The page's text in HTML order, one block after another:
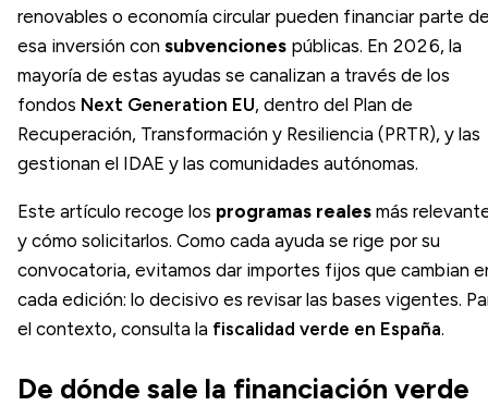
renovables o economía circular pueden financiar parte
esa inversión con subvenciones públicas. En 2026, la
mayoría de estas ayudas se canalizan a través de los
fondos Next Generation EU, dentro del Plan de
Recuperación, Transformación y Resiliencia (PRTR), y las
gestionan el IDAE y las comunidades autónomas.
Este artículo recoge los programas reales más
y cómo solicitarlos. Como cada ayuda se rige por su
convocatoria, evitamos dar importes fijos que cambian
cada edición: lo decisivo es revisar las bases vigentes.
el contexto, consulta la fiscalidad verde en España.
De dónde sale la financiación verde